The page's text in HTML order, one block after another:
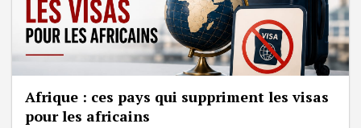
Afrique : ces pays qui suppriment les visas
pour les africains